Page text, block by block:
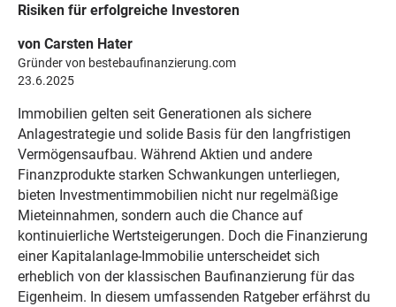
Risiken für erfolgreiche Investoren
von Carsten Hater
Gründer von bestebaufinanzierung.com
23.6.2025
Immobilien gelten seit Generationen als sichere
Anlagestrategie und solide Basis für den langfristigen
Vermögensaufbau. Während Aktien und andere
Finanzprodukte starken Schwankungen unterliegen,
bieten Investmentimmobilien nicht nur regelmäßige
Mieteinnahmen, sondern auch die Chance auf
kontinuierliche Wertsteigerungen. Doch die Finanzierung
einer Kapitalanlage-Immobilie unterscheidet sich
erheblich von der klassischen Baufinanzierung für das
Eigenheim. In diesem umfassenden Ratgeber erfährst du